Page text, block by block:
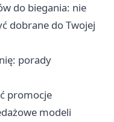
do biegania: nie
dobrane do Twojej
porady
promocje
modeli